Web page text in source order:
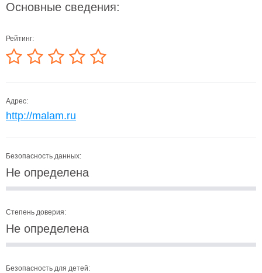
Основные сведения:
Рейтинг:
Адрес:
http://malam.ru
Безопасность данных:
Не определена
Степень доверия:
Не определена
Безопасность для детей: